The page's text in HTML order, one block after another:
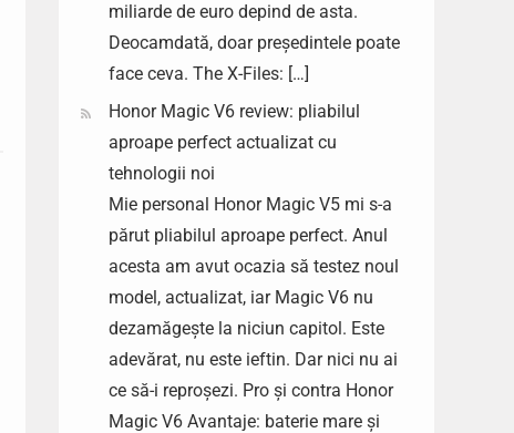
miliarde de euro depind de asta.
Deocamdată, doar președintele poate
face ceva. The X-Files: […]
Honor Magic V6 review: pliabilul
aproape perfect actualizat cu
tehnologii noi
Mie personal Honor Magic V5 mi s-a
părut pliabilul aproape perfect. Anul
acesta am avut ocazia să testez noul
model, actualizat, iar Magic V6 nu
dezamăgește la niciun capitol. Este
adevărat, nu este ieftin. Dar nici nu ai
ce să-i reproșezi. Pro și contra Honor
Magic V6 Avantaje: baterie mare și